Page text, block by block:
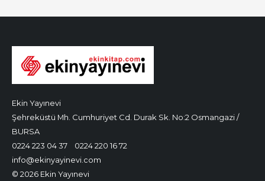
Ekin Yayınevi
Şehreküstü Mh. Cumhuriyet Cd. Durak Sk. No:2 Osmangazi /
BURSA
0224 223 04 37
0224 220 16 72
info@ekinyayinevi.com
© 2026 Ekin Yayınevi